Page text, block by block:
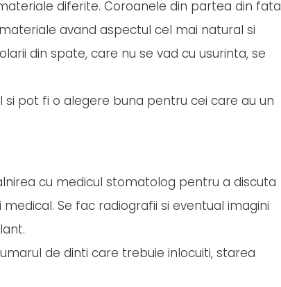
diferite. Coroanele din partea din fata
avand aspectul cel mai natural si
din spate, care nu se vad cu usurinta, se
pot fi o alegere buna pentru cei care au un
cu medicul stomatolog pentru a discuta
Se fac radiografii si eventual imagini
de dinti care trebuie inlocuiti, starea